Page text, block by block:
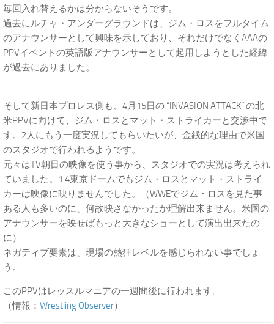
毎回入れ替えるかは分からないそうです。
過去にルチャ・アンダーグラウンドは、ジム・ロスをフルタイム
のアナウンサーとして興味を示しており、それだけでなくAAAの
PPVイベントの英語版アナウンサーとして起用しようとした経緯
が過去にありました。
そして新日本プロレス側も、4月15日の “INVASION ATTACK” の北
米PPVに向けて、ジム・ロスとマット・ストライカーと交渉中で
す。2人にもう一度実況してもらいたいが、金銭的な理由で米国
のスタジオで行われるようです。
元々はTV朝日の映像を使う事から、スタジオでの実況は考えられ
ていました。1.4東京ドームでもジム・ロスとマット・ストライ
カーは映像に映りませんでした。（WWEでジム・ロスを見た事
ある人も多いのに、何故映さなかったか理解出来ません。米国の
アナウンサーを映せばもっと大きなショーとして演出出来たの
に）
ネガティブ要素は、現場の熱狂レベルを感じられない事でしょ
う。
このPPVはレッスルマニアの一週間後に行われます。
（情報： Wrestling Observer）